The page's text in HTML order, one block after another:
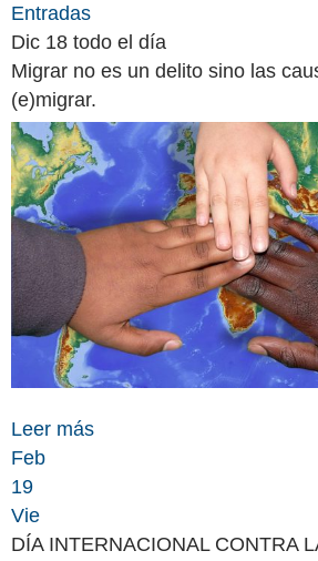
Entradas
Dic 18 todo el día
Migrar no es un delito sino las
(e)migrar.
Leer más
Feb
19
Vie
DÍA INTERNACIONAL CONTRA